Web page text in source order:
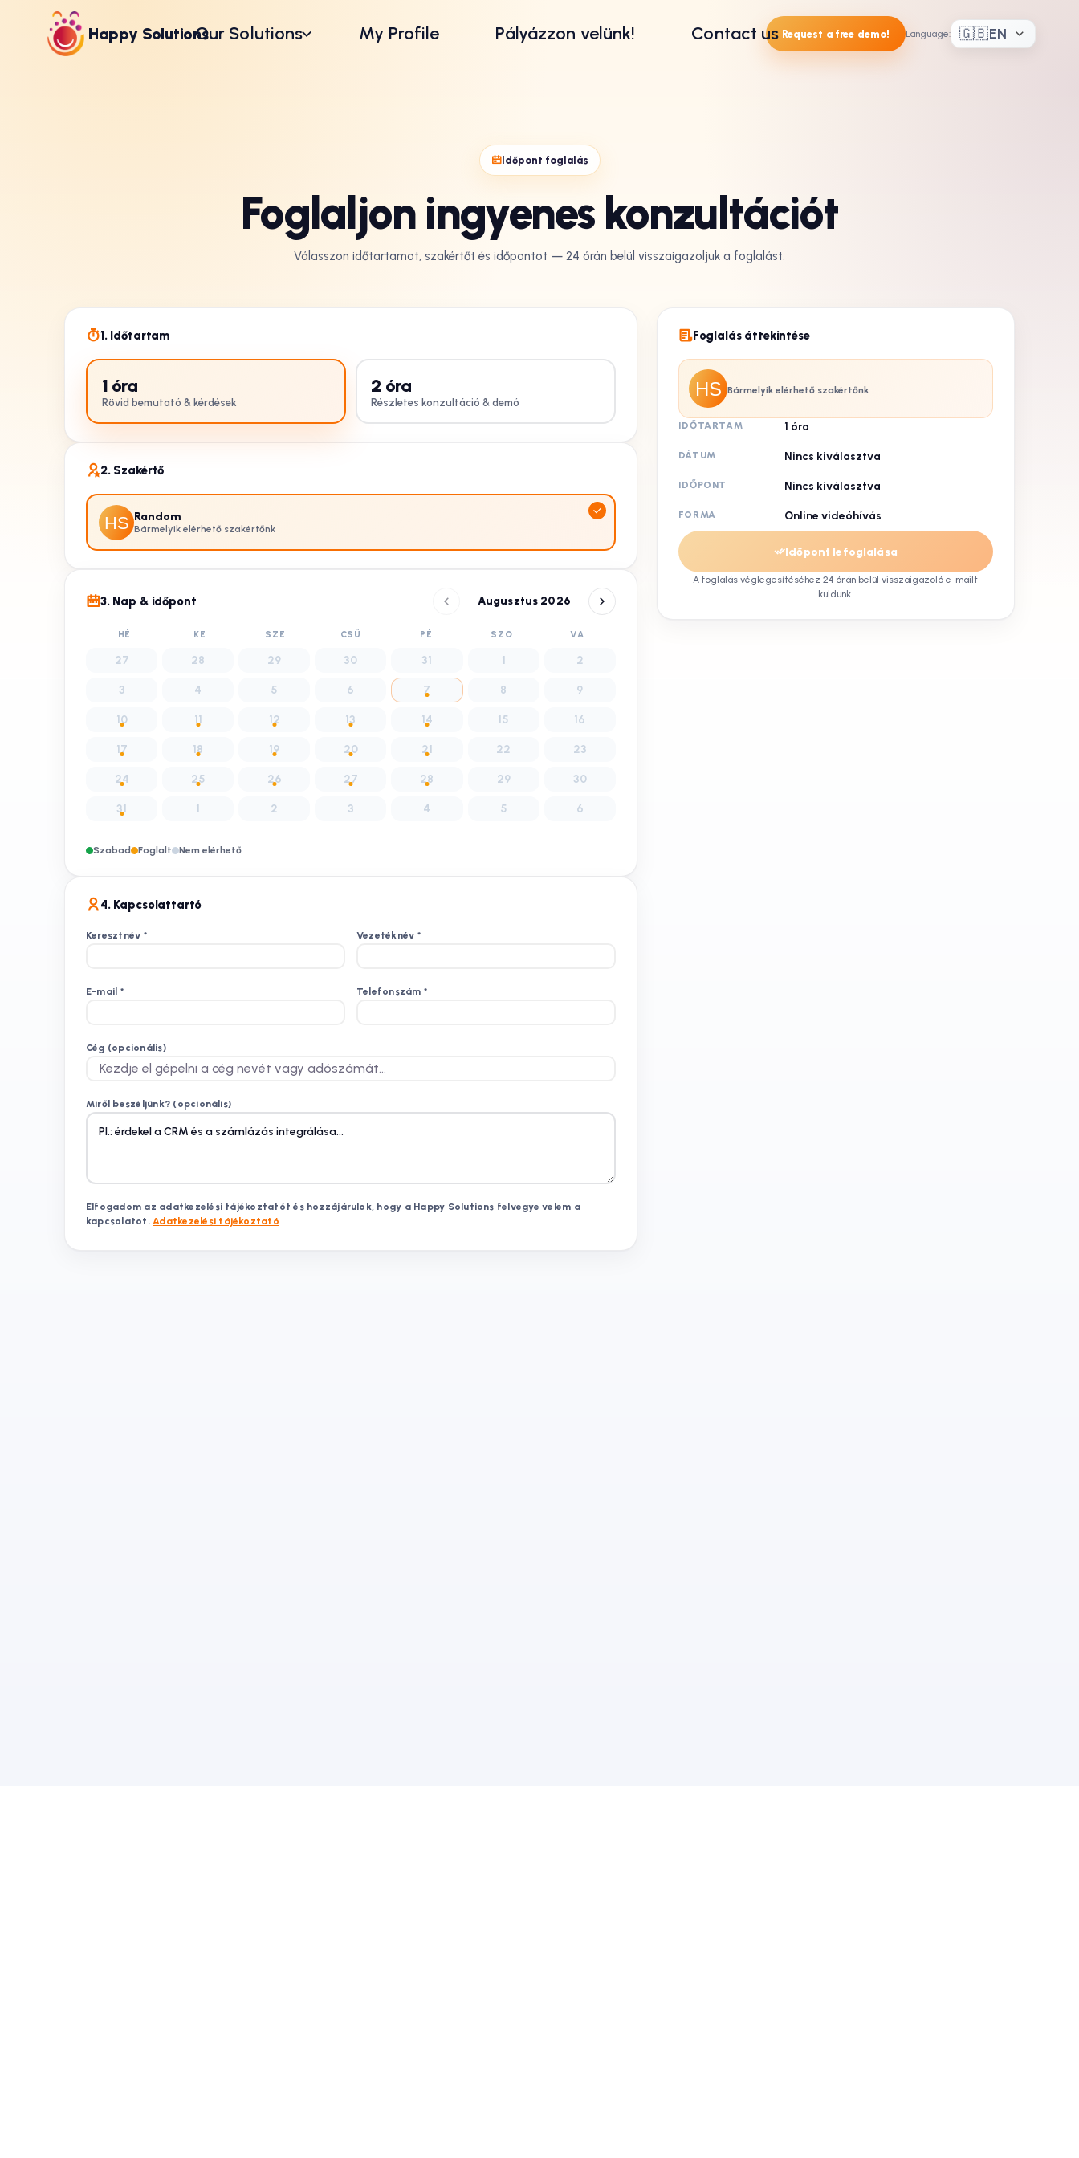
Happy SolutionsOur Solutions My Profile Pályázzon velünk! Contact us Request a free demo! Language: 🇬🇧EN
Időpont foglalás
Foglaljon ingyenes konzultációt
Válasszon időtartamot, szakértőt és időpontot — 24 órán belül visszaigazoljuk a foglalást.
1. Időtartam
1 óra
Rövid bemutató & kérdések
2 óra
Részletes konzultáció & demó
2. Szakértő
Random
Bármelyik elérhető szakértőnk
3. Nap & időpont Augusztus 2026
HÉ KE SZE CSÜ PÉ SZO VA
27 28 29 30 31 1 2
3 4 5 6 7 8 9
10 11 12 13 14 15 16
17 18 19 20 21 22 23
24 25 26 27 28 29 30
31 1 2 3 4 5 6
Szabad Foglalt Nem elérhető
4. Kapcsolattartó
Keresztnév * Vezetéknév *
E-mail * Telefonszám *
Cég (opcionális)
Miről beszéljünk? (opcionális)
Elfogadom az adatkezelési tájékoztatót és hozzájárulok, hogy a Happy Solutions felvegye velem a
kapcsolatot. Adatkezelési tájékoztató
Foglalás áttekintése
Bármelyik elérhető szakértőnk
IDŐTARTAM 1 óra
DÁTUM Nincs kiválasztva
IDŐPONT Nincs kiválasztva
FORMA Online videóhívás
Időpont lefoglalása
A foglalás véglegesítéséhez 24 órán belül visszaigazoló e-mailt
küldünk.